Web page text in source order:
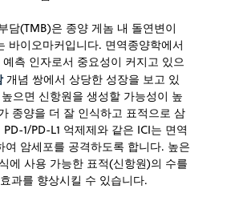
담(TMB)은 종양 게놈 내 돌연변이
바이오마커입니다. 면역종양학에서
측 인자로서 중요성이 커지고 있으
개념 쌍에서 상당한 성장을 보고 있
으면 신항원을 생성할 가능성이 높
종양을 더 잘 인식하고 표적으로 삼
1/PD-L1 억제제와 같은 ICI는 면역
여 암세포를 공격하도록 합니다. 높은
에 사용 가능한 표적(신항원)의 수를
과를 향상시킬 수 있습니다.